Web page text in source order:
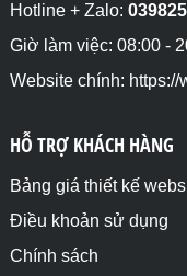
Hotline + Zalo:
Giờ làm việc: 08:00 -
Website chính: https://
HỖ TRỢ KHÁCH HÀNG
Bảng giá thiết kế
Điều khoản sử dụng
Chính sách